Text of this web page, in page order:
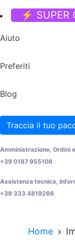
⚡ SUPER
Aiuto
Preferiti
Blog
Traccia il tuo
Amministrazione, Ordini
+39 0187 955108
Assistenza tecnica,
+39 333 4819266
Home